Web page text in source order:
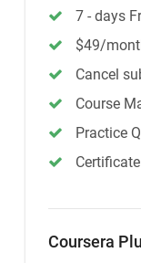
7 - days
$49/
Cancel
Course
Practice
Coursera